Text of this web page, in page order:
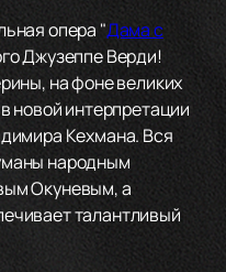
опера "Дама с
Джузеппе Верди!
на фоне великих
новой интерпретации
Кехмана. Вся
народным
Окуневым, а
талантливый